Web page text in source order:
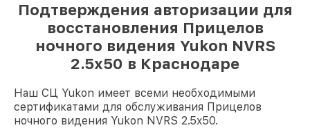
Подтверждения авторизации для
восстановления Прицелов
ночного видения Yukon NVRS
2.5x50 в Краснодаре
Наш СЦ Yukon имеет всеми необходимыми
сертификатами для обслуживания Прицелов
ночного видения Yukon NVRS 2.5x50.